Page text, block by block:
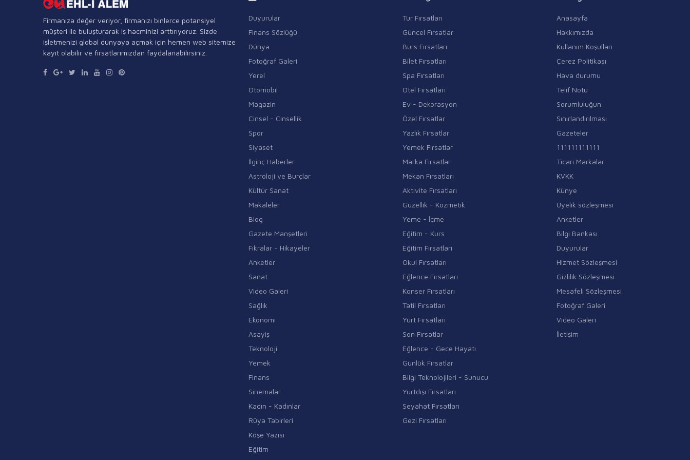
Firmanıza değer veriyor, firmanızı binlerce potansiyel
müşteri ile buluşturarak iş hacminizi arttırıyoruz. Sizde
işletmenizi global dünyaya açmak için hemen web sitemize
kayıt olabilir ve fırsatlarımızdan faydalanabilirsiniz.
Duyurular
Finans Sözlüğü
Dünya
Fotoğraf Galeri
Yerel
Otomobil
Magazin
Cinsel - Cinsellik
Spor
Siyaset
İlginç Haberler
Astroloji ve Burçlar
Kültür Sanat
Makaleler
Blog
Gazete Manşetleri
Fıkralar - Hikayeler
Anketler
Sanat
Video Galeri
Sağlık
Ekonomi
Asayiş
Teknoloji
Yemek
Finans
Sinemalar
Kadın - Kadınlar
Rüya Tabirleri
Köşe Yazısı
Eğitim
Tur Fırsatları
Güncel Fırsatlar
Burs Fırsatları
Bilet Fırsatları
Spa Fırsatları
Otel Fırsatları
Ev - Dekorasyon
Özel Fırsatlar
Yazlık Fırsatlar
Yemek Fırsatlar
Marka Fırsatlar
Mekan Fırsatları
Aktivite Fırsatları
Güzellik - Kozmetik
Yeme - İçme
Eğitim - Kurs
Eğitim Fırsatları
Okul Fırsatları
Eğlence Fırsatları
Konser Fırsatları
Tatil Fırsatları
Yurt Fırsatları
Son Fırsatlar
Eğlence - Gece Hayatı
Günlük Fırsatlar
Bilgi Teknolojileri - Sunucu
Yurtdışı Fırsatları
Seyahat Fırsatları
Gezi Fırsatları
Anasayfa
Hakkımızda
Kullanım Koşulları
Çerez Politikası
Hava durumu
Telif Notu
Sorumluluğun
Sınırlandırılması
Gazeteler
111111111111
Ticari Markalar
KVKK
Künye
Üyelik sözleşmesi
Anketler
Bilgi Bankası
Duyurular
Hizmet Sözleşmesi
Gizlilik Sözleşmesi
Mesafeli Sözleşmesi
Fotoğraf Galeri
Video Galeri
İletişim